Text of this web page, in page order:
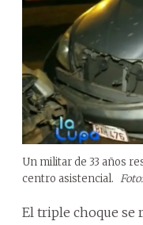
Un militar de 33 años
centro asistencial.
El triple choque se